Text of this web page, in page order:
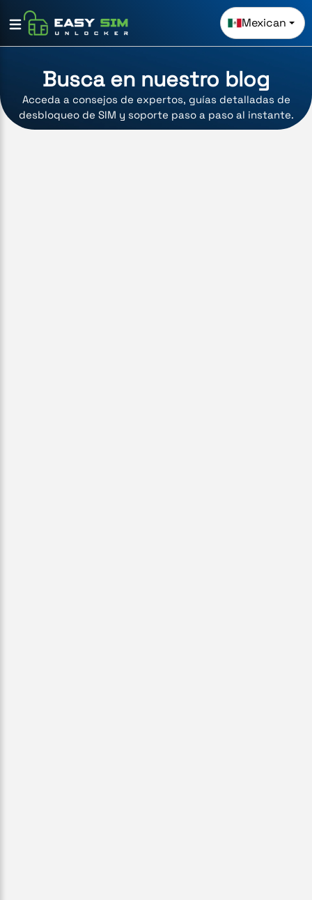
Mexican
Busca en nuestro blog
Acceda a consejos de expertos, guías detalladas de
desbloqueo de SIM y soporte paso a paso al instante.